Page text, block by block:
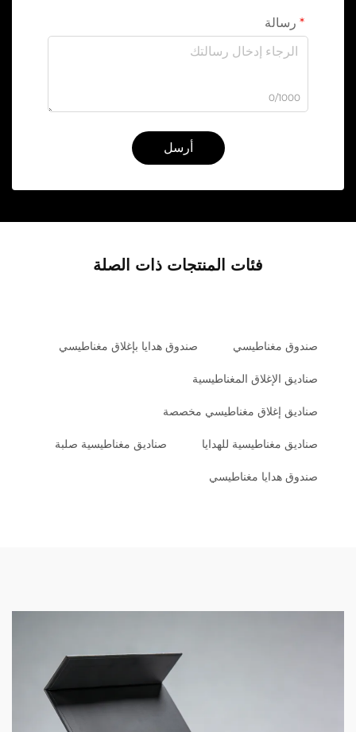
رسالة
0/1000
أرسل
فئات المنتجات ذات الصلة
صندوق مغناطيسي صندوق هدايا بإغلاق مغناطيسي
صناديق الإغلاق المغناطيسية
صناديق إغلاق مغناطيسي مخصصة
صناديق مغناطيسية للهدايا صناديق مغناطيسية صلبة
صندوق هدايا مغناطيسي